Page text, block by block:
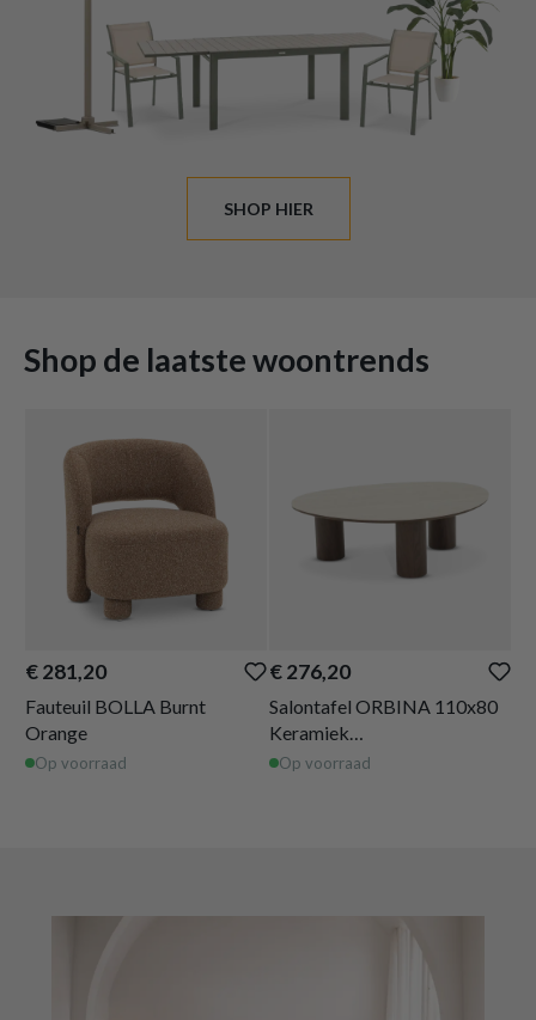
SHOP HIER
Shop de laatste woontrends
€ 281,20
Fauteuil BOLLA Burnt
Orange
Op voorraad
€ 276,20
Salontafel ORBINA 110x80
Keramiek
Travertijn/Walnoot
Op voorraad